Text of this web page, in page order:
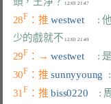
12/03 21:47
28F ：推 westwet :
少的戲就不
12/03 21:49
29F ：→ westwet :
30F ：推 sunnyyoung
31F ：推 biss0220 :